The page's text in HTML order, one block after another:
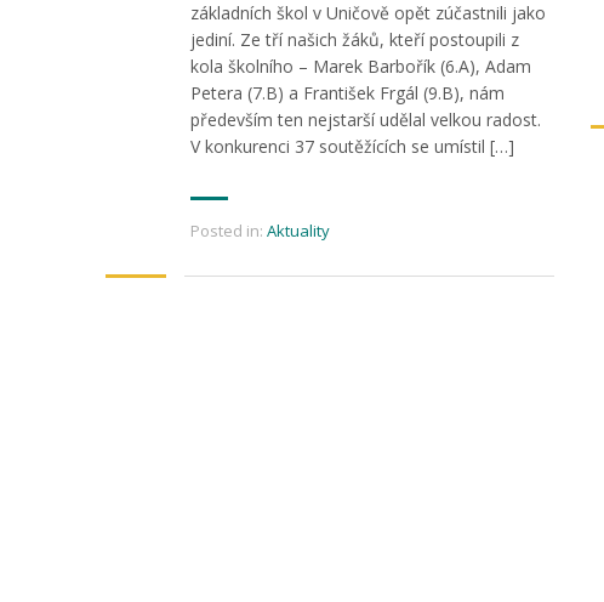
základních škol v Uničově opět zúčastnili jako
jediní. Ze tří našich žáků, kteří postoupili z
kola školního – Marek Barbořík (6.A), Adam
Petera (7.B) a František Frgál (9.B), nám
především ten nejstarší udělal velkou radost.
V konkurenci 37 soutěžících se umístil […]
Posted in: Aktuality